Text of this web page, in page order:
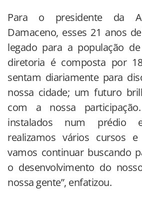
Para o presidente da
Damaceno, esses 21 anos
legado para a população
diretoria é composta por
sentam diariamente para
nossa cidade; um futuro
com a nossa
instalados num prédio
realizamos vários cursos
vamos continuar buscando
o desenvolvimento do
nossa gente”, enfatizou.